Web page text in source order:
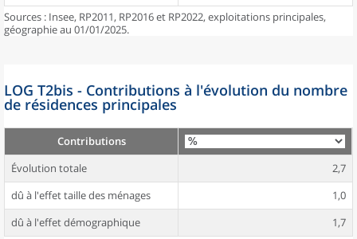
Sources : Insee, RP2011, RP2016 et RP2022, exploitations principales,
géographie au 01/01/2025.
LOG T2bis - Contributions à l'évolution du nombre
de résidences principales
Contributions
Évolution totale
2,7
dû à l'effet taille des ménages
1,0
dû à l'effet démographique
1,7